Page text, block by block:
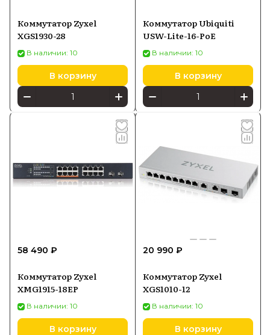
Коммутатор Zyxel
XGS1930-28
В наличии: 10
В корзину
Коммутатор Ubiquiti
USW-Lite-16-PoE
В наличии: 10
В корзину
58 490 ₽
Коммутатор Zyxel
XMG1915-18EP
В наличии: 10
В корзину
20 990 ₽
Коммутатор Zyxel
XGS1010-12
В наличии: 10
В корзину